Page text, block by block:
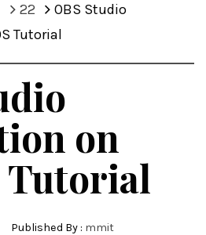
22
OBS Studio
Tutorial
on
Tutorial
Published By : mmit